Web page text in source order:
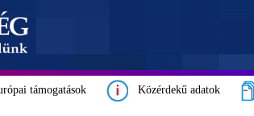
támogatások Közérdekű adatok